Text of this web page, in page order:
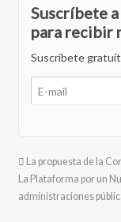
Suscríbete
para recibir
Suscríbete
La propuesta de la
La Plataforma por un
administraciones